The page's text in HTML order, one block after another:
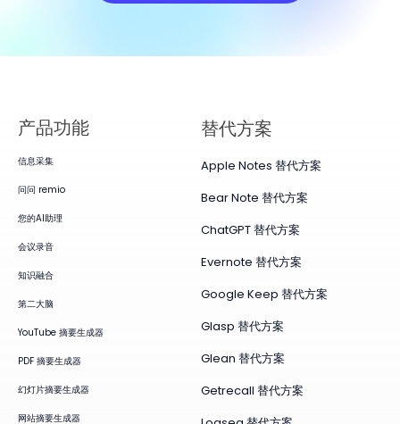
产品​功能
信息采集
问问 remio
您的AI助理
会议录音
知识融合
第二大脑
YouTube 摘要生成器
PDF 摘要生成器
幻灯片摘要生成器
网站摘要生成器
替代方案
Apple Notes 替代方案
Bear Note 替代方案
ChatGPT 替代方案
Evernote 替代方案
Google Keep 替代方案
Glasp 替代方案
Glean 替代方案
Getrecall 替代方案